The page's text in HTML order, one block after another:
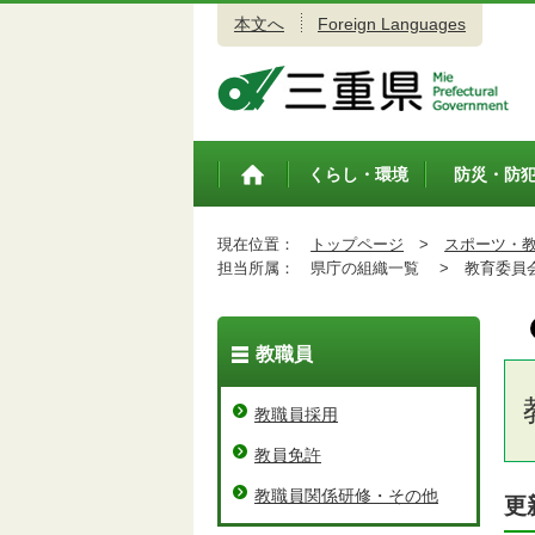
本文へ Foreign Languages
トップペ
くらし・環境 防災・防
現在位置： トップページ > スポーツ・
担当所属：
県庁の組織一覧 > 教育委員
更
教職員
教職員採用
教員免許
教職員関係研修・その他